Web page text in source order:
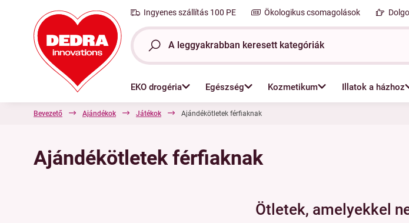
Ingyenes szállítás 100 PE Ökologikus csomagolások
EKO drogéria Egészség Kozmetikum Illatok a házhoz
Bevezető Ajándékok Játékok Ajándékötletek férfiaknak
Ajándékötletek férfiaknak
Ötletek, amelyekkel